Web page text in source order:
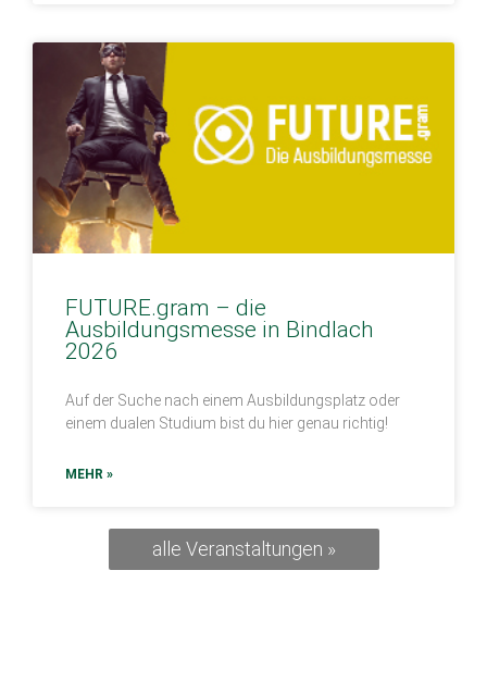
FUTURE.gram – die
Ausbildungsmesse in Bindlach
2026
Auf der Suche nach einem Ausbildungsplatz oder
einem dualen Studium bist du hier genau richtig!
MEHR »
alle Veranstaltungen »